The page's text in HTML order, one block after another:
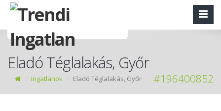
Eladó Téglalakás, Győr
Ingatlanok Eladó Téglalakás, Győr #196400852